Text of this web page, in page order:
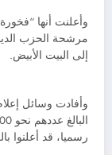
وأعلنت أنها
مرشحة الحزب
إلى البيت الأبيض.
وأفادت وسائل
رسميا، قد أعلنوا